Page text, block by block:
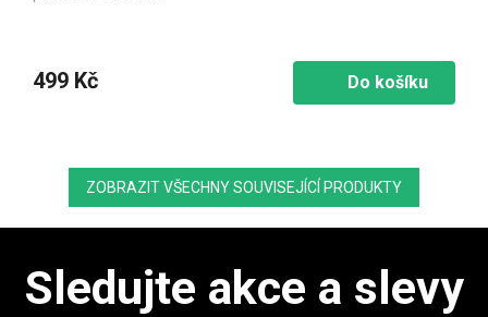
499 Kč Do košíku
ZOBRAZIT VŠECHNY SOUVISEJÍCÍ PRODUKTY
Sledujte akce a slevy